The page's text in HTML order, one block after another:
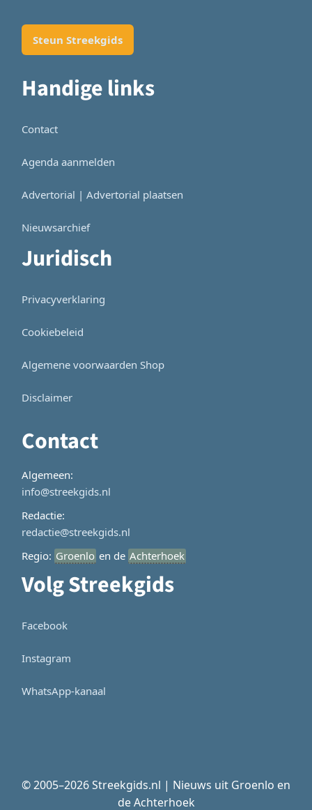
Steun Streekgids
Handige links
Contact
Agenda aanmelden
Advertorial | Advertorial plaatsen
Nieuwsarchief
Juridisch
Privacyverklaring
Cookiebeleid
Algemene voorwaarden Shop
Disclaimer
Contact
Algemeen:
info@streekgids.nl
Redactie:
redactie@streekgids.nl
Regio: Groenlo en de Achterhoek
Volg Streekgids
Facebook
Instagram
WhatsApp-kanaal
© 2005–2026 Streekgids.nl | Nieuws uit Groenlo en
de Achterhoek